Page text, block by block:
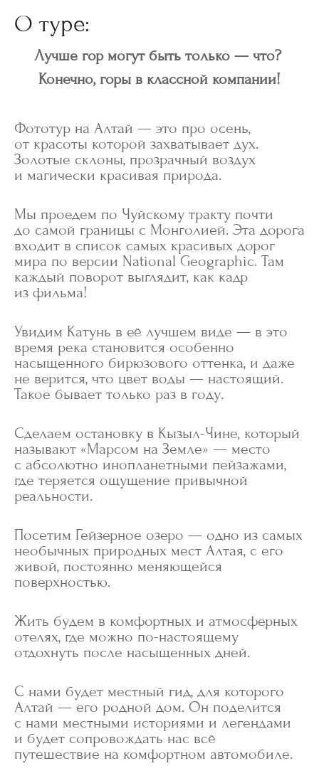
О туре:
Лучше гор могут быть только — что?
Конечно, горы в классной компании!
Фототур на Алтай — это про осень,
от красоты которой захватывает дух.
Золотые склоны, прозрачный воздух
и магически красивая природа.
Мы проедем по Чуйскому тракту почти
до самой границы с Монголией. Эта дорога
входит в список самых красивых дорог
мира по версии National Geographic. Там
каждый поворот выглядит, как кадр
из фильма!
Увидим Катунь в её лучшем виде — в это
время река становится особенно
насыщенного бирюзового оттенка, и даже
не верится, что цвет воды — настоящий.
Такое бывает только раз в году.
Сделаем остановку в Кызыл-Чине, который
называют «Марсом на Земле» — место
с абсолютно инопланетными пейзажами,
где теряется ощущение привычной
реальности.
Посетим Гейзерное озеро — одно из самых
необычных природных мест Алтая, с его
живой, постоянно меняющейся
поверхностью.
Жить будем в комфортных и атмосферных
отелях, где можно по-настоящему
отдохнуть после насыщенных дней.
С нами будет местный гид, для которого
Алтай — его родной дом. Он поделится
с нами местными историями и легендами
и будет сопровождать нас всё
путешествие на комфортном автомобиле.